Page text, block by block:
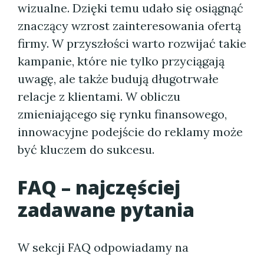
wizualne. Dzięki temu udało się osiągnąć
znaczący wzrost zainteresowania ofertą
firmy. W przyszłości warto rozwijać takie
kampanie, które nie tylko przyciągają
uwagę, ale także budują długotrwałe
relacje z klientami. W obliczu
zmieniającego się rynku finansowego,
innowacyjne podejście do reklamy może
być kluczem do sukcesu.
FAQ – najczęściej
zadawane pytania
W sekcji FAQ odpowiadamy na